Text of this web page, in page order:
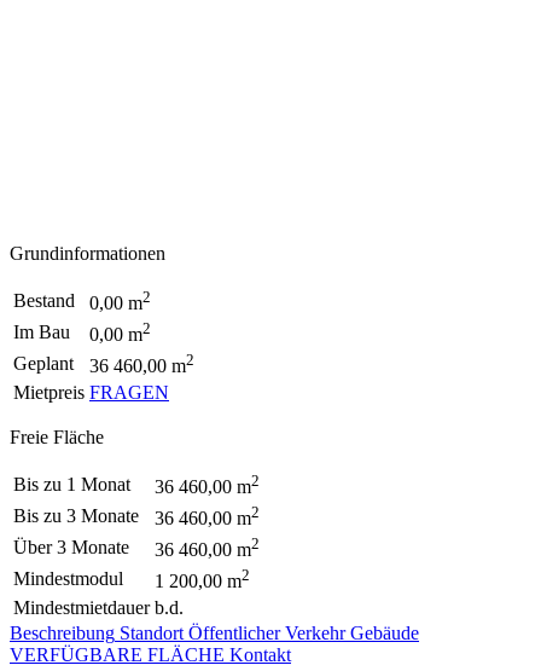
Grundinformationen
Bestand 0,00 m2
Im Bau 0,00 m2
Geplant 36 460,00 m2
Mietpreis FRAGEN
Freie Fläche
Bis zu 1 Monat 36 460,00 m2
Bis zu 3 Monate 36 460,00 m2
Über 3 Monate 36 460,00 m2
Mindestmodul 1 200,00 m2
Mindestmietdauer b.d.
Beschreibung Standort Öffentlicher Verkehr Gebäude
VERFÜGBARE FLÄCHE Kontakt